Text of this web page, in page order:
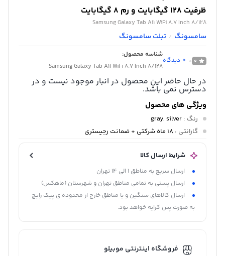
ظرفیت 128 گیگابایت و رم 8 گیگابایت
Samsung Galaxy Tab A11 WiFi 8.7 Inch 8/128
سامسونگ / تبلت سامسونگ
0
0 دیدگاه
شناسه محصول:
Samsung Galaxy Tab A11 WiFi 8.7 Inch 8/128
در حال حاضر این محصول در انبار موجود نیست و در
دسترس نمی باشد.
ویژگی های محصول
رنگ :
gray,silver
گارانتی : 18 ماه شرکتی + ضمانت رجیستری
شرایط ارسال کالا
ارسال سریع به مناطق 1 الی 14 تهران
ارسال پستی به تمامی مناطق تهران و شهرستان (ماهکس)
ارسال کالاهای سنگین و یا مناطق خارج از محدوده ی پیک رایج
به صورت پس کرایه خواهد بود.
فروشگاه اینترنتی موبیلو